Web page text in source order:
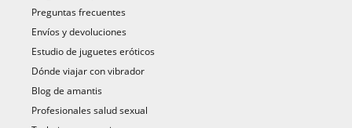
Preguntas frecuentes
Envíos y devoluciones
Estudio de juguetes eróticos
Dónde viajar con vibrador
Blog de amantis
Profesionales salud sexual